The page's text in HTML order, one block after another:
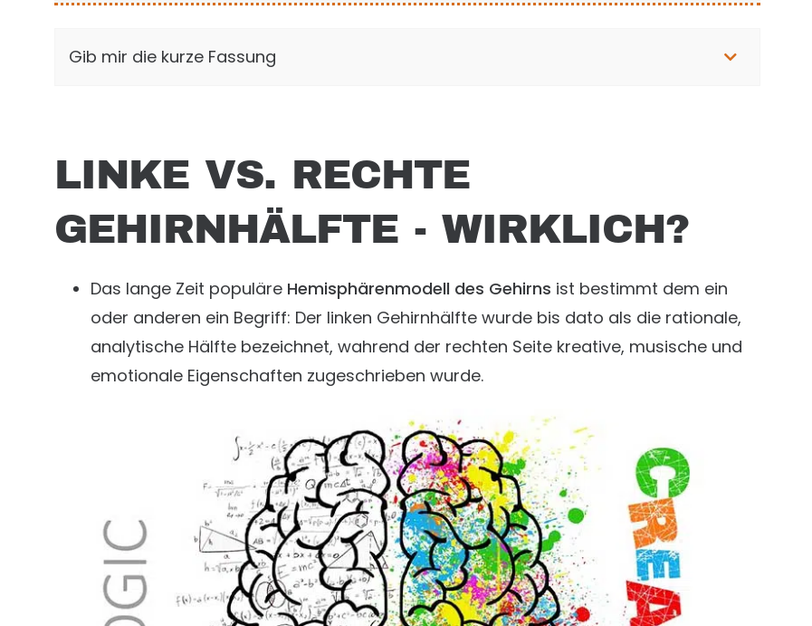
Gib mir die kurze Fassung
LINKE VS. RECHTE
GEHIRNHÄLFTE - WIRKLICH?
Das lange Zeit populäre Hemisphärenmodell des Gehirns ist bestimmt dem ein
oder anderen ein Begriff: Der linken Gehirnhälfte wurde bis dato als die rationale,
analytische Hälfte bezeichnet, wahrend der rechten Seite kreative, musische und
emotionale Eigenschaften zugeschrieben wurde.